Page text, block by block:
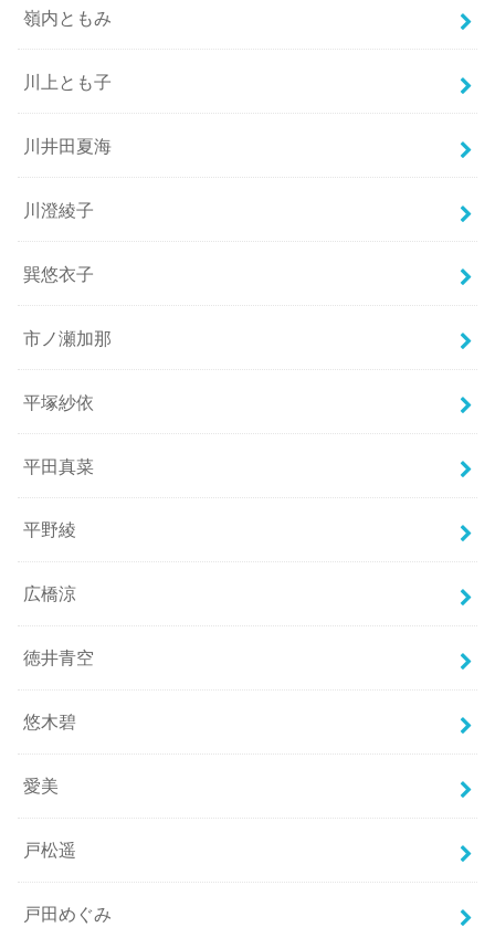
嶺内ともみ
川上とも子
川井田夏海
川澄綾子
巽悠衣子
市ノ瀬加那
平塚紗依
平田真菜
平野綾
広橋涼
徳井青空
悠木碧
愛美
戸松遥
戸田めぐみ